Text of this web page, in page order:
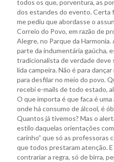
todos os que, porventura, as
dos estandes do evento. Certa
me pediu que abordasse o
Correio do Povo, em razão de
Alegre, no Parque da
parte da indumentária gaúcha,
tradicionalista de verdade deve
lida campeira. Não é para
para desfilar no meio do povo.
recebi e-mails de todo estado,
O que importa é que faca é uma
onde há consumo de álcool, é
Quantos já tivemos? Mas o
estilo daquelas orientações
carinho” que só as professoras
que todos prestaram atenção.
contrariar a regra, só de birra,